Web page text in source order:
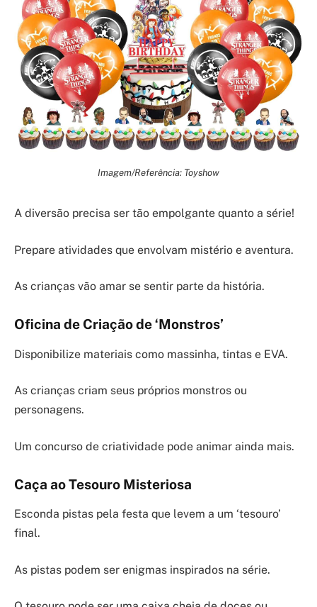
Imagem/Referência: Toyshow
A diversão precisa ser tão empolgante quanto a série!
Prepare atividades que envolvam mistério e aventura.
As crianças vão amar se sentir parte da história.
Oficina de Criação de ‘Monstros’
Disponibilize materiais como massinha, tintas e EVA.
As crianças criam seus próprios monstros ou
personagens.
Um concurso de criatividade pode animar ainda mais.
Caça ao Tesouro Misteriosa
Esconda pistas pela festa que levem a um ‘tesouro’
final.
As pistas podem ser enigmas inspirados na série.